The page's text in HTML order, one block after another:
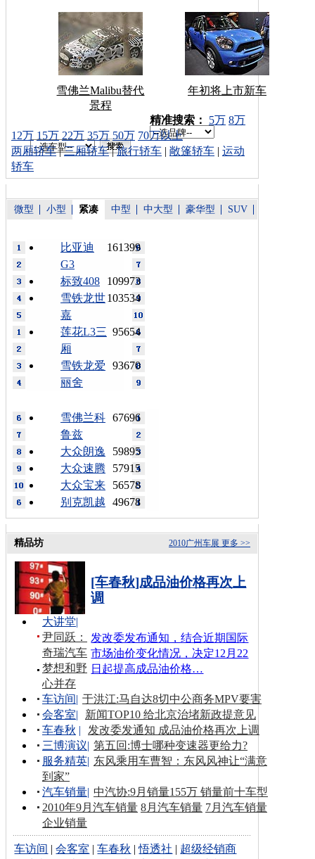
雪佛兰Malibu替代
景程
年初将上市新车
车型搜索：
精准搜索： 5万 8万
12万 15万 22万 35万 50万 70万以上
两厢轿车|三厢轿车|旅行轿车 | 敞篷轿车 | 运动
轿车
微型 小型 紧凑 中型 中大型 豪华型 SUV
161399
比亚迪
G3
109973
标致408
103534
雪铁龙世
嘉
95654
莲花L3三
厢
93670
雪铁龙爱
丽舍
67696
雪佛兰科
鲁兹
59895
大众朗逸
57915
大众速腾
56578
大众宝来
49678
别克凯越
更多 >>
2010广州车展
精品坊
[车春秋]成品油价格再次上
调
发改委发布通知，结合近期国际
市场油价变化情况，决定12月22
日起提高成品油价格…
大讲堂|
尹同跃：
奇瑞汽车
梦想和野
心并存
车访间| 于洪江:马自达8切中公商务MPV要害
会客室|
新闻TOP10 给北京治堵新政提意见
车春秋 |
发改委发通知 成品油价格再次上调
三博演议| 第五回:博士哪种变速器更给力?
服务精英| 东风乘用车曹智：东风风神让“满意
到家”
汽车销量| 中汽协:9月销量155万 销量前十车型
2010年9月汽车销量 8月汽车销量 7月汽车销量
企业销量
车访间 |会客室 |车春秋 |悟透社 | 超级经销商